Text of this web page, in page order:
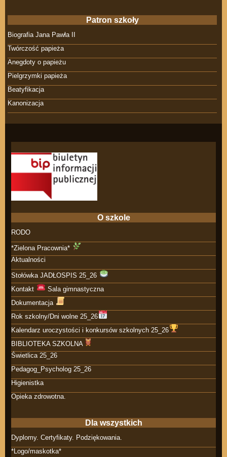
Patron szkoły
Biografia Jana Pawła II
Twórczość papieża
Anegdoty o papieżu
Pielgrzymki papieża
Beatyfikacja
Kanonizacja
O szkole
RODO
*Zielona Pracownia*
Aktualności
Stołówka JADŁOSPIS 25_26
Kontakt
Sala gimnastyczna
Dokumentacja
Rok szkolny/Dni wolne 25_26
Kalendarz uroczystości i konkursów szkolnych 25_26
BIBLIOTEKA SZKOLNA
Świetlica 25_26
Pedagog_Psycholog 25_26
Higienistka
Opieka zdrowotna.
Dla wszystkich
Dyplomy. Certyfikaty. Podziękowania.
*Logo/maskotka*